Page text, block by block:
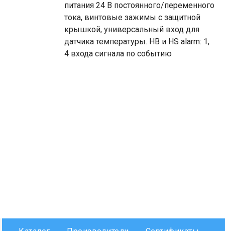
питания 24 В постоянного/переменного
тока, винтовые зажимы с защитной
крышкой, универсальный вход для
датчика температуры. HB и HS alarm: 1,
4 входа сигнала по событию